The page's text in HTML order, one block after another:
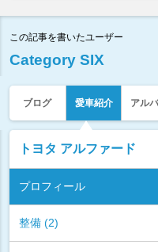
この記事を書いたユーザー
Category SIX
ブログ 愛車紹介 アル
トヨタ アルファード
プロフィール
整備 (2)